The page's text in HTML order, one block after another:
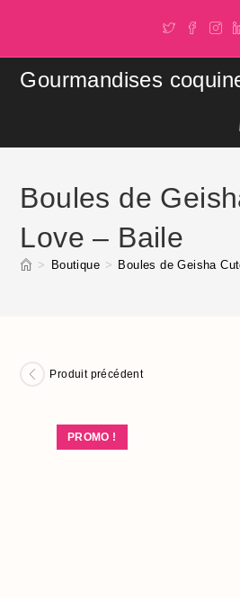
content
Gourmandises
Boules de
Love – Baile
> Boutique > Boules de Geisha
PROMO !
Produit précédent